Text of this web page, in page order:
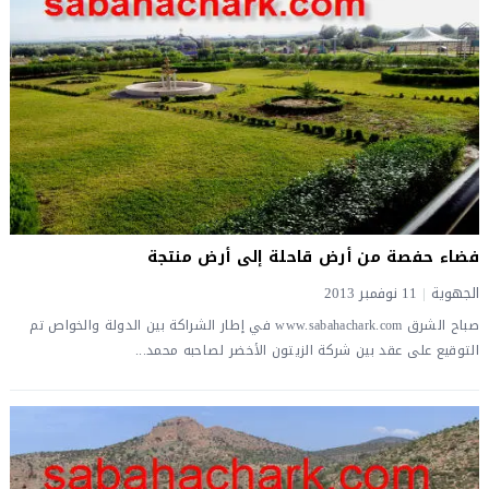
فضاء حفصة من أرض قاحلة إلى أرض منتجة
الجهوية 11 نوفمبر 2013
صباح الشرق www.sabahachark.com في إطار الشراكة بين الدولة والخواص تم
التوقيع على عقد بين شركة الزيتون الأخضر لصاحبه محمد...